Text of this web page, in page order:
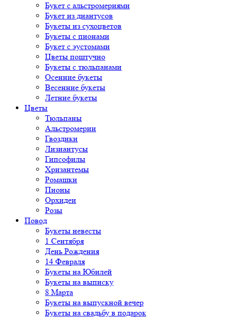
Букет с альстромериями
Букет из диантусов
Букеты из сухоцветов
Букеты с пионами
Букет с эустомами
Цветы поштучно
Букеты с тюльпанами
Осенние букеты
Весенние букеты
Летние букеты
Цветы
Тюльпаны
Альстромерии
Гвоздики
Лизиантусы
Гипсофилы
Хризантемы
Ромашки
Пионы
Орхидеи
Розы
Повод
Букеты невесты
1 Сентября
День Рождения
14 Февраля
Букеты на Юбилей
Букеты на выписку
8 Марта
Букеты на выпускной вечер
Букеты на свадьбу в подарок